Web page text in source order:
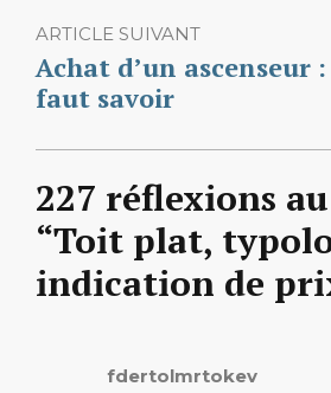
ARTICLE SUIVANT
Achat d’un ascenseur
faut savoir
227 réflexions
“Toit plat,
indication de
fdertolmrtokev